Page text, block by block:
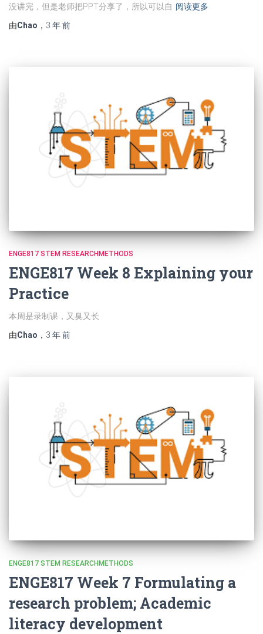
没讲完，但是老师把PPT分享了，所以可以自 阅读更多
由Chao ， 3 年前
ENGE817 STEM RESEARCHMETHODS
ENGE817 Week 8 Explaining your
Practice
本周是录制课，又臭又长
由Chao ， 3 年前
ENGE817 STEM RESEARCHMETHODS
ENGE817 Week 7 Formulating a
research problem; Academic
literacy development